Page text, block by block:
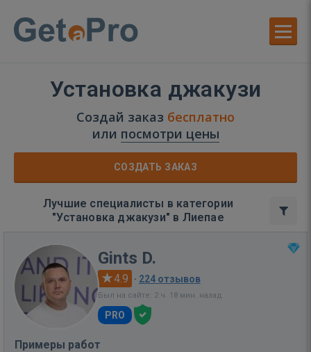
Установка джакузи
Создай заказ бесплатно
или посмотри цены
СОЗДАТЬ ЗАКАЗ
Лучшие специалисты в категории
"Установка джакузи" в Лиепае
Gints D.
4.9 · 224 отзывов
Был на сайте: 2 ч. 18 мин. назад
PRO
Примеры работ